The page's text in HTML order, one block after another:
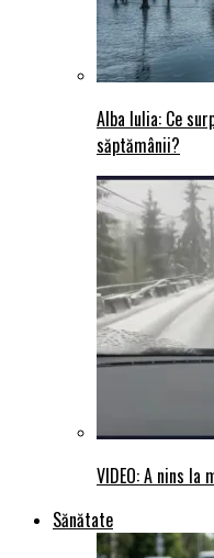
Alba Iulia: Ce
săptămânii?
VIDEO: A nins la
Sănătate